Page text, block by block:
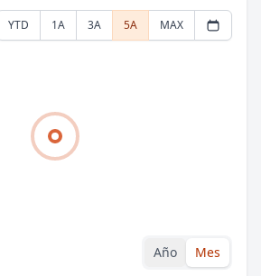
YTD 1A 3A 5A MAX
Año Mes